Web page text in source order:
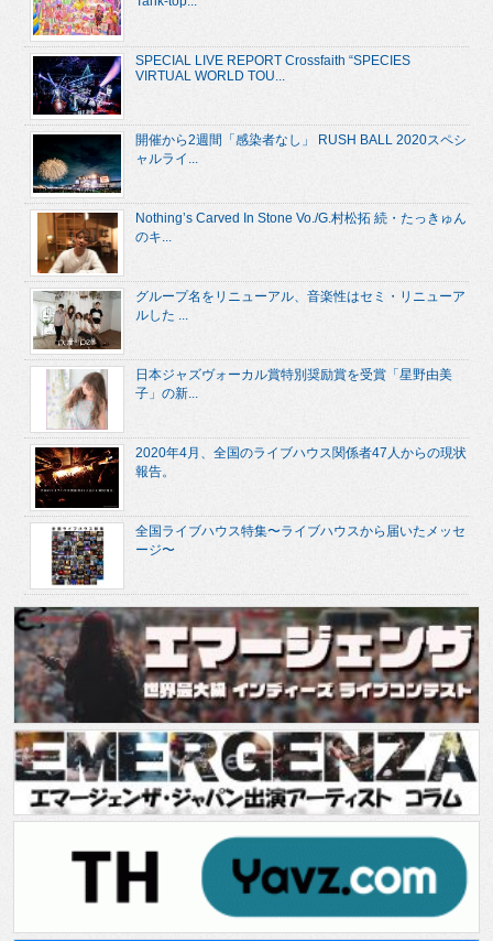
SPECIAL LIVE REPORT Crossfaith “SPECIES
VIRTUAL WORLD TOU...
開催から2週間「感染者なし」 RUSH BALL 2020スペシ
ャルライ...
Nothing’s Carved In Stone Vo./G.村松拓 続・たっきゅん
のキ...
グループ名をリニューアル、音楽性はセミ・リニューア
ルした ...
日本ジャズヴォーカル賞特別奨励賞を受賞「星野由美
子」の新...
2020年4月、全国のライブハウス関係者47人からの現状
報告。
全国ライブハウス特集〜ライブハウスから届いたメッセ
ージ〜